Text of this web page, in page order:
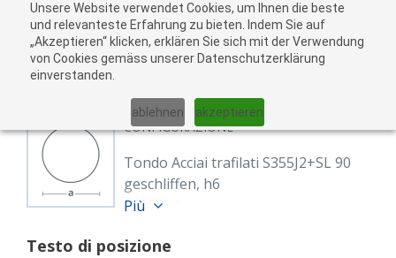
Unsere Website verwendet Cookies, um Ihnen die beste
und relevanteste Erfahrung zu bieten. Indem Sie auf
„Akzeptieren“ klicken, erklären Sie sich mit der Verwendung
von Cookies gemäss unserer Datenschutzerklärung
einverstanden.
ablehnen akzeptieren
01 02
CONFIGURAZIONE
Tondo Acciai trafilati S355J2+SL 90
geschliffen, h6
8602804
EN 10277
Più
Testo di posizione